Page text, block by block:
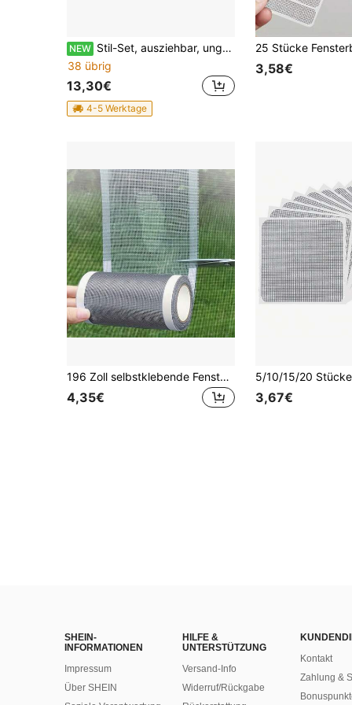
NEW Stil-Set, ausziehbar, ungefähre Länge. Vorhangstange von 120-220 cm Ø16mm, Komplettset inkl. Ringen mit Klapphaken und Montagezubehör
38 übrig
13,30€
4-5 Werktage
3,58€
196 Zoll selbstklebende Fenster- und Türnetz-Reparaturfolie, geeignet zum Reparieren von Moskitonetzen, einfach anzubringen, nicht wasserdicht - zum Reparieren von Löchern und Rissen
4,35€ 3,67€
SHEIN-
INFORMATIONEN
Impressum
Über SHEIN
HILFE &
UNTERSTÜTZUNG
Versand-Info
Widerruf/Rückgabe
Kontakt
Zahlung &